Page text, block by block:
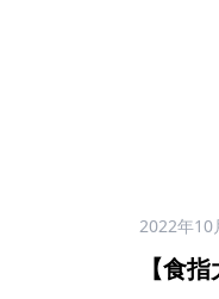
2022年10
【食